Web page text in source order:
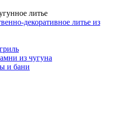
литье
декоративное литье из
из чугуна
и бани